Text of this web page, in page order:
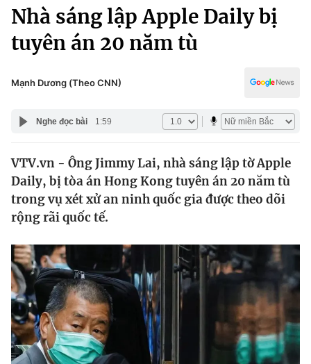
Chuyên mục
Chính trị
Pháp luật
Thế giới
Tin tức
Thế giới đó đây
Câu chuyện quốc tế
Tài chính
Thị trường
Góc doanh nghiệp
Dữ liệu và đời sống
Truyền hình
Phim VTV
Giải trí
Kinh tế
Thể thao
Truyền hình
Y tế
Công nghệ
Nhà sáng lập Apple Daily bị
tuyên án 20 năm tù
Mạnh Dương (Theo CNN)
Nghe đọc bài 1:59
VTV.vn - Ông Jimmy Lai, nhà sáng lập tờ Apple
Daily, bị tòa án Hong Kong tuyên án 20 năm tù
trong vụ xét xử an ninh quốc gia được theo dõi
rộng rãi quốc tế.